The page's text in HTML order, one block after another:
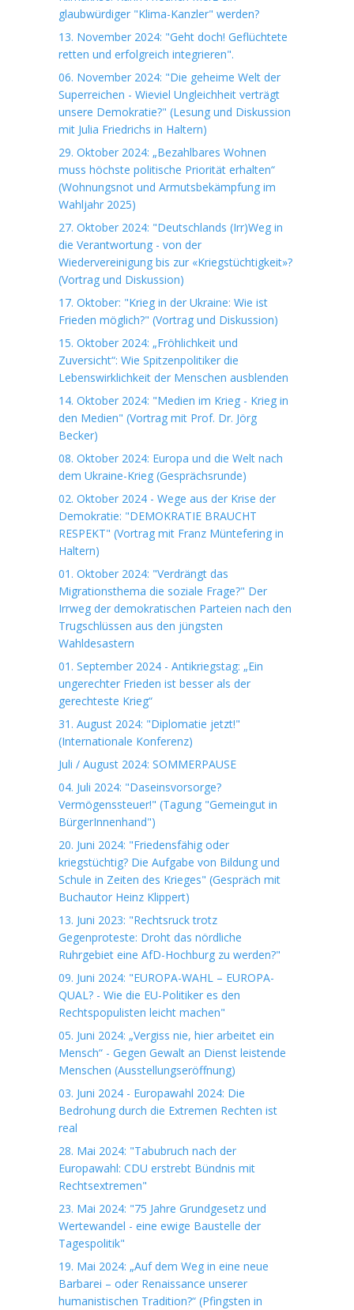
glaubwürdiger "Klima-Kanzler" werden?
13. November 2024: "Geht doch! Geflüchtete
retten und erfolgreich integrieren".
06. November 2024: "Die geheime Welt der
Superreichen - Wieviel Ungleichheit verträgt
unsere Demokratie?" (Lesung und Diskussion
mit Julia Friedrichs in Haltern)
29. Oktober 2024: „Bezahlbares Wohnen
muss höchste politische Priorität erhalten“
(Wohnungsnot und Armutsbekämpfung im
Wahljahr 2025)
27. Oktober 2024: "Deutschlands (Irr)Weg in
die Verantwortung - von der
Wiedervereinigung bis zur «Kriegstüchtigkeit»?
(Vortrag und Diskussion)
17. Oktober: "Krieg in der Ukraine: Wie ist
Frieden möglich?" (Vortrag und Diskussion)
15. Oktober 2024: „Fröhlichkeit und
Zuversicht“: Wie Spitzenpolitiker die
Lebenswirklichkeit der Menschen ausblenden
14. Oktober 2024: "Medien im Krieg - Krieg in
den Medien" (Vortrag mit Prof. Dr. Jörg
Becker)
08. Oktober 2024: Europa und die Welt nach
dem Ukraine-Krieg (Gesprächsrunde)
02. Oktober 2024 - Wege aus der Krise der
Demokratie: "DEMOKRATIE BRAUCHT
RESPEKT" (Vortrag mit Franz Müntefering in
Haltern)
01. Oktober 2024: "Verdrängt das
Migrationsthema die soziale Frage?" Der
Irrweg der demokratischen Parteien nach den
Trugschlüssen aus den jüngsten
Wahldesastern
01. September 2024 - Antikriegstag: „Ein
ungerechter Frieden ist besser als der
gerechteste Krieg“
31. August 2024: "Diplomatie jetzt!"
(Internationale Konferenz)
Juli / August 2024: SOMMERPAUSE
04. Juli 2024: "Daseinsvorsorge?
Vermögenssteuer!" (Tagung "Gemeingut in
BürgerInnenhand")
20. Juni 2024: "Friedensfähig oder
kriegstüchtig? Die Aufgabe von Bildung und
Schule in Zeiten des Krieges" (Gespräch mit
Buchautor Heinz Klippert)
13. Juni 2023: "Rechtsruck trotz
Gegenproteste: Droht das nördliche
Ruhrgebiet eine AfD-Hochburg zu werden?"
09. Juni 2024: "EUROPA-WAHL – EUROPA-
QUAL? - Wie die EU-Politiker es den
Rechtspopulisten leicht machen"
05. Juni 2024: „Vergiss nie, hier arbeitet ein
Mensch“ - Gegen Gewalt an Dienst leistende
Menschen (Ausstellungseröffnung)
03. Juni 2024 - Europawahl 2024: Die
Bedrohung durch die Extremen Rechten ist
real
28. Mai 2024: "Tabubruch nach der
Europawahl: CDU erstrebt Bündnis mit
Rechtsextremen"
23. Mai 2024: "75 Jahre Grundgesetz und
Wertewandel - eine ewige Baustelle der
Tagespolitik"
19. Mai 2024: „Auf dem Weg in eine neue
Barbarei – oder Renaissance unserer
humanistischen Tradition?“ (Pfingsten in